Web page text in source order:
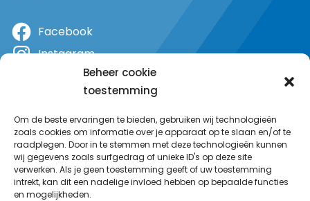
Beheer cookie
toestemming
Om de beste ervaringen te bieden, gebruiken wij technologieën
zoals cookies om informatie over je apparaat op te slaan en/of te
raadplegen. Door in te stemmen met deze technologieën kunnen
wij gegevens zoals surfgedrag of unieke ID's op deze site
verwerken. Als je geen toestemming geeft of uw toestemming
intrekt, kan dit een nadelige invloed hebben op bepaalde functies
en mogelijkheden.
Facebook
Instagram
YouTube